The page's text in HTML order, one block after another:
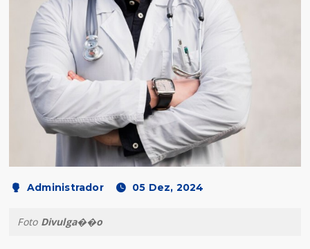
Administrador 05 Dez, 2024
Foto Divulga��o